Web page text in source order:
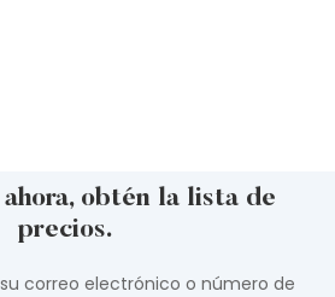
obtén la lista de
precios.
correo electrónico o número de